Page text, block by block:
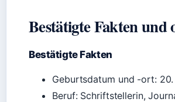
Bestätigte Fakten und
Bestätigte Fakten
Geburtsdatum und -ort:
Beruf: Schriftstellerin,